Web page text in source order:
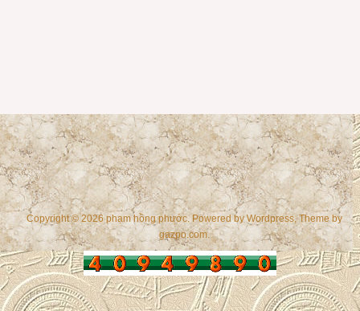
Copyright © 2026 phạm hồng phước. Powered byWordpress , Theme by
gazpo.com.